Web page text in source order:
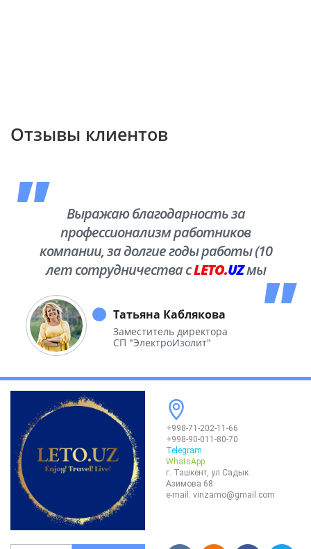
Отзывы клиентов
Выражаю благодарность за
профессионализм работников
компании, за долгие годы работы (10
лет сотрудничества сLETO.UZмы
необъятной Родины.
Татьяна Каблякова
Заместитель директора
СП "ЭлектроИзолит"
+998-71-202-11-66
+998-90-011-80-70
Telegram
WhatsApp
г. Ташкент, ул.Садык
Азимова 68
e-mail: vinzamo@gmail.com